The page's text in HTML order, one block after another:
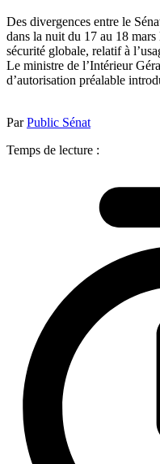
Des divergences entre le
dans la nuit du 17 au 18
sécurité globale, relatif à
Le ministre de l’Intérieur
d’autorisation préalable
ParPublic Sénat
Temps de lecture :